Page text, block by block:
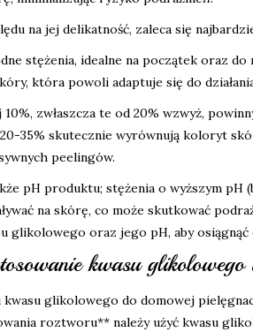
na jej delikatność, zaleca się
stężenia, idealne na początek oraz
która powoli adaptuje się do
zwłaszcza te od 20% wzwyż,
35% skutecznie wyrównują koloryt
peelingów.
pH produktu; stężenia o wyższym pH
na skórę, co może skutkować
glikolowego oraz jego pH, aby
kwasu
glikolowego do domowej
roztworu** należy użyć kwasu